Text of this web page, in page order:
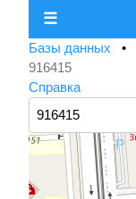
☰
Базы данных •
916415
Справка